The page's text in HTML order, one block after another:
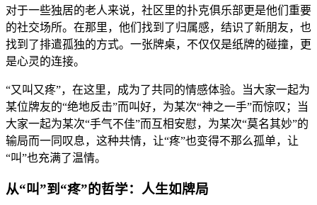
对于一些独居的老人来说，社区里的扑克俱乐部更是他们重要
的社交场所。在那里，他们找到了归属感，结识了新朋友，也
找到了排遣孤独的方式。一张牌桌，不仅仅是纸牌的碰撞，更
是心灵的连接。
“又叫又疼”，在这里，成为了共同的情感体验。当大家一起为
某位牌友的“绝地反击”而叫好，为某次“神之一手”而惊叹；当
大家一起为某次“手气不佳”而互相安慰，为某次“莫名其妙”的
输局而一同叹息，这种共情，让“疼”也变得不那么孤单，让
“叫”也充满了温情。
从“叫”到“疼”的哲学：人生如牌局